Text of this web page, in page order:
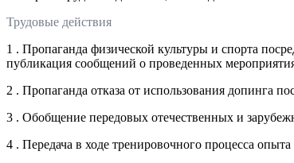
Трудовые действия
1 . Пропаганда физической культуры и спорта
публикация сообщений о проведенных
2 . Пропаганда отказа от использования допинга
3 . Обобщение передовых отечественных и
4 . Передача в ходе тренировочного процесса